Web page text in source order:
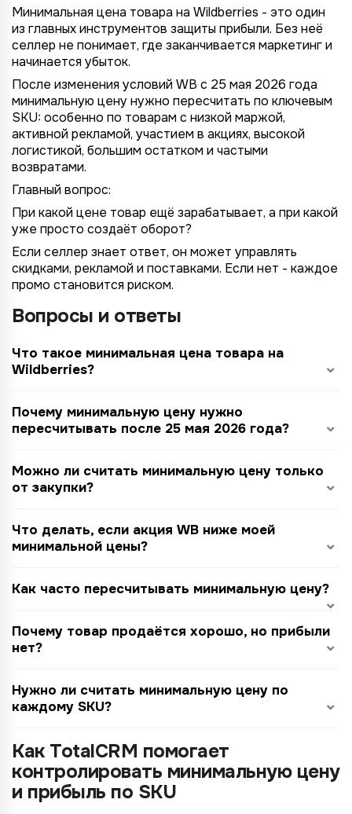
Минимальная цена товара на Wildberries - это один
из главных инструментов защиты прибыли. Без неё
селлер не понимает, где заканчивается маркетинг и
начинается убыток.
После изменения условий WB с 25 мая 2026 года
минимальную цену нужно пересчитать по ключевым
SKU: особенно по товарам с низкой маржой,
активной рекламой, участием в акциях, высокой
логистикой, большим остатком и частыми
возвратами.
Главный вопрос:
При какой цене товар ещё зарабатывает, а при какой
уже просто создаёт оборот?
Если селлер знает ответ, он может управлять
скидками, рекламой и поставками. Если нет - каждое
промо становится риском.
Вопросы и ответы
Что такое минимальная цена товара на
Wildberries?
Почему минимальную цену нужно
пересчитывать после 25 мая 2026 года?
Можно ли считать минимальную цену только
от закупки?
Что делать, если акция WB ниже моей
минимальной цены?
Как часто пересчитывать минимальную цену?
Почему товар продаётся хорошо, но прибыли
нет?
Нужно ли считать минимальную цену по
каждому SKU?
Как TotalCRM помогает
контролировать минимальную цену
и прибыль по SKU